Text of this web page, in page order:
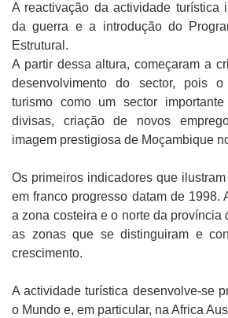
A reactivação da actividade turística
da guerra e a introdução do
Estrutural.
A partir dessa altura, começaram a
desenvolvimento do sector, pois
turismo como um sector
divisas, criação de novos
imagem prestigiosa de Moçambique
Os primeiros indicadores que
em franco progresso datam de 1998.
a zona costeira e o norte da província
as zonas que se distinguiram e
crescimento.
A actividade turística desenvolve-se
o Mundo e, em particular, na Africa